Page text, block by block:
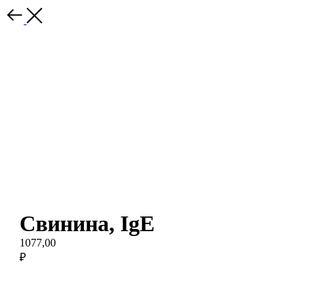
Свинина, IgE
1077,00
₽